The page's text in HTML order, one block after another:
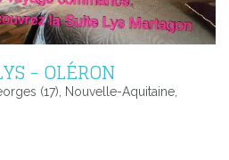
- OLÉRON
(17), Nouvelle-Aquitaine,